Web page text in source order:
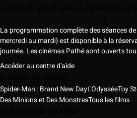
La programmation complète des séances
mercredi au mardi) est disponible à la
journée. Les cinémas Pathé sont ouverts
Accéder au centre d'aide
Spider-Man : Brand New DayL'OdysséeToy
Des Minions et Des MonstresTous les films